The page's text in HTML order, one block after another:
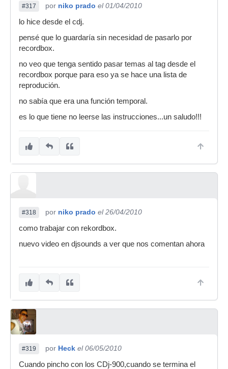
#317 por niko prado el 01/04/2010
lo hice desde el cdj.
pensé que lo guardaría sin necesidad de pasarlo por
recordbox.
no veo que tenga sentido pasar temas al tag desde el
recordbox porque para eso ya se hace una lista de
reprodución.
no sabía que era una función temporal.
es lo que tiene no leerse las instrucciones...un saludo!!!
#318 por niko prado el 26/04/2010
como trabajar con rekordbox.
nuevo video en djsounds a ver que nos comentan ahora
#319 por Heck el 06/05/2010
Cuando pincho con los CDj-900,cuando se termina el